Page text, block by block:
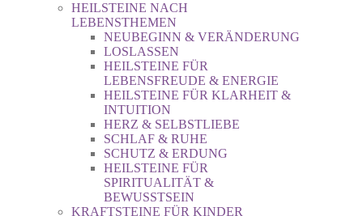
HEILSTEINE NACH
LEBENSTHEMEN
NEUBEGINN & VERÄNDERUNG
LOSLASSEN
HEILSTEINE FÜR
LEBENSFREUDE & ENERGIE
HEILSTEINE FÜR KLARHEIT &
INTUITION
HERZ & SELBSTLIEBE
SCHLAF & RUHE
SCHUTZ & ERDUNG
HEILSTEINE FÜR
SPIRITUALITÄT &
BEWUSSTSEIN
KRAFTSTEINE FÜR KINDER